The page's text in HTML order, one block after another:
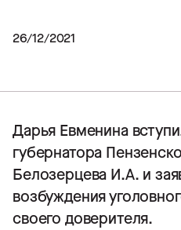
26/12/2021
Дарья Евменина
губернатора
Белозерцева И.А. и
возбуждения
своего доверителя.